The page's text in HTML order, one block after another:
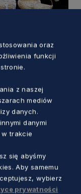
oraz
funkcji
z naszej
mediów
danych.
danymi
w trakcie
się abyśmy
Aby samemu
wybierz
prywatności